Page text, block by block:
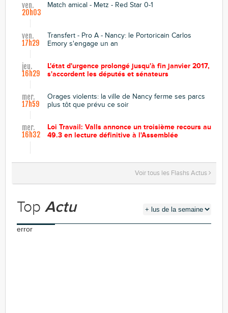
ven.
20h03
Match amical - Metz - Red Star 0-1
ven.
17h29
Transfert - Pro A - Nancy: le Portoricain Carlos
Emory s'engage un an
jeu.
16h29
L'état d'urgence prolongé jusqu'à fin janvier 2017,
s'accordent les députés et sénateurs
mer.
17h59
Orages violents: la ville de Nancy ferme ses parcs
plus tôt que prévu ce soir
mer.
16h32
Loi Travail: Valls annonce un troisième recours au
49.3 en lecture définitive à l'Assemblée
Voir tous les Flashs Actus
Top Actu
error